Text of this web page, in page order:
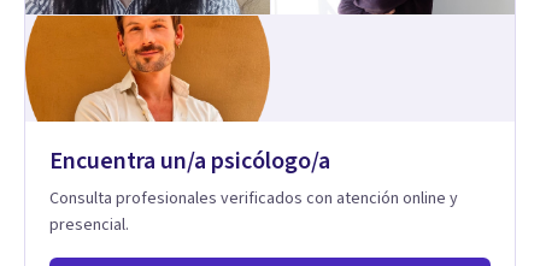
Encuentra un/a psicólogo/a
Consulta profesionales verificados con atención online y
presencial.